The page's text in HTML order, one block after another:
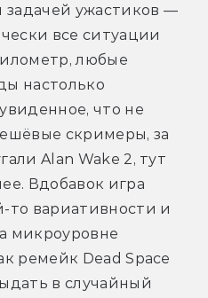
задачей ужастиков —
все ситуации
любые
настолько
что не
скримеры, за
Alan Wake 2, тут
Вдобавок игра
то вариативности и
микроуровне
ремейк Dead Space
в случайный